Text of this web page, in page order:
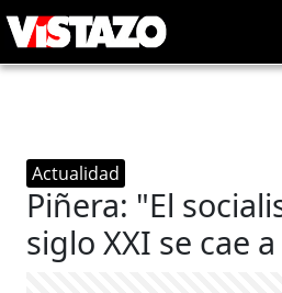
Actualidad
Piñera: "El
siglo XXI se cae